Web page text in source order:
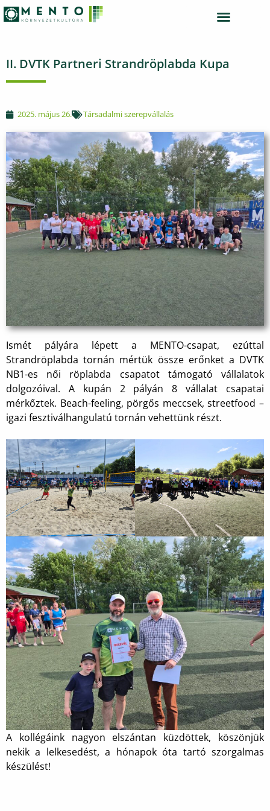
II. DVTK Partneri Strandröplabda Kupa
2025. május 26. Társadalmi szerepvállalás
Ismét pályára lépett a MENTO-csapat, ezúttal
Strandröplabda tornán mértük össze erőnket a DVTK
NB1-es női röplabda csapatot támogató vállalatok
dolgozóival. A kupán 2 pályán 8 vállalat csapatai
mérkőztek. Beach-feeling, pörgős meccsek, streetfood –
igazi fesztiválhangulatú tornán vehettünk részt.
A kollégáink nagyon elszántan küzdöttek, köszönjük
nekik a lelkesedést, a hónapok óta tartó szorgalmas
készülést!